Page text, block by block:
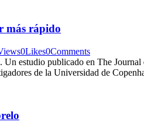
más rápido
0Likes0Comments
Un estudio publicado en The
de la Universidad de